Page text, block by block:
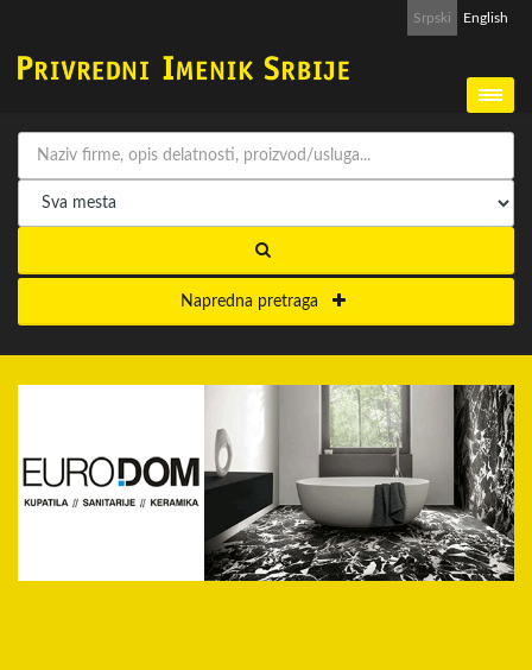
Srpski English
Napredna pretraga